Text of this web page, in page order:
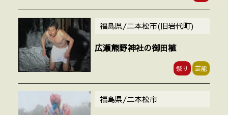
福島県/二本松市(旧岩代町)
広瀬熊野神社の御田植
祭り 芸能
福島県/二本松市